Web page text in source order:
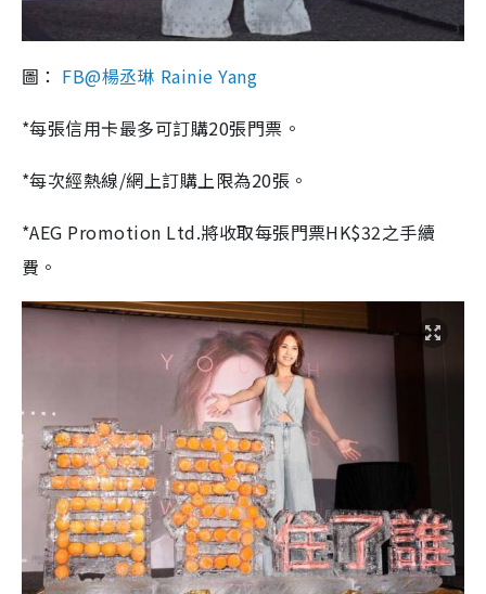
圖： FB@楊丞琳 Rainie Yang
*每張信用卡最多可訂購20張門票。
*每次經熱線/網上訂購上限為20張。
*AEG Promotion Ltd.將收取每張門票HK$32之手續
費。